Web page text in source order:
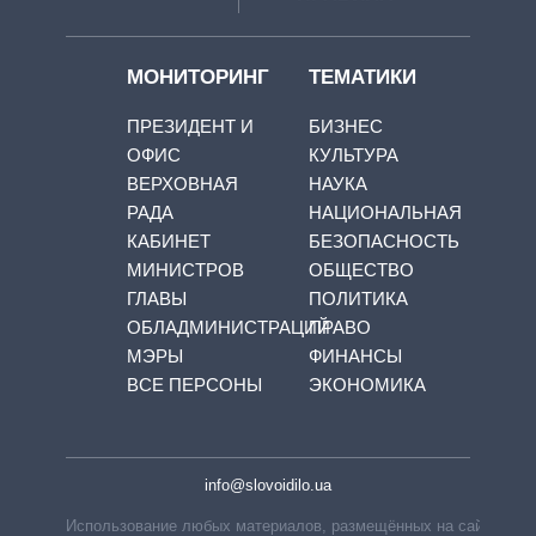
МОНИТОРИНГ
ПРЕЗИДЕНТ И
ОФИС
ВЕРХОВНАЯ
РАДА
КАБИНЕТ
МИНИСТРОВ
ГЛАВЫ
ОБЛАДМИНИСТРАЦИЙ
МЭРЫ
ВСЕ ПЕРСОНЫ
ТЕМАТИКИ
БИЗНЕС
КУЛЬТУРА
НАУКА
НАЦИОНАЛЬНАЯ
БЕЗОПАСНОСТЬ
ОБЩЕСТВО
ПОЛИТИКА
ПРАВО
ФИНАНСЫ
ЭКОНОМИКА
info@slovoidilo.ua
Использование любых материалов, размещённых на сайте,